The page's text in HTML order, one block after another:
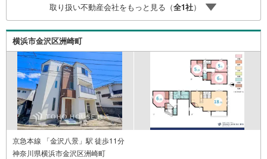
6年8月時点 のものであり、実際の適用金利は融資実行時の
ものとなります。金利情勢により表記の返済額と異なる場
合があります。ーーーーーーーーーーーーーーーーーーー
ーー
取り扱い不動産会社をもっと見る（全1社）
横浜市金沢区洲崎町
京急本線 「金沢八景」駅 徒歩11分
神奈川県横浜市金沢区洲崎町